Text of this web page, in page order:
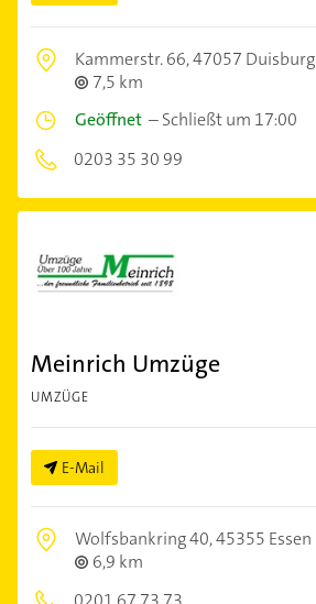
Kammerstr. 66,47057 Duisburg
7,5 km
Geöffnet –Schließt um 17:00
0203 35 30 99
Meinrich Umzüge
UMZÜGE
E-Mail
Wolfsbankring 40,45355 Essen
6,9 km